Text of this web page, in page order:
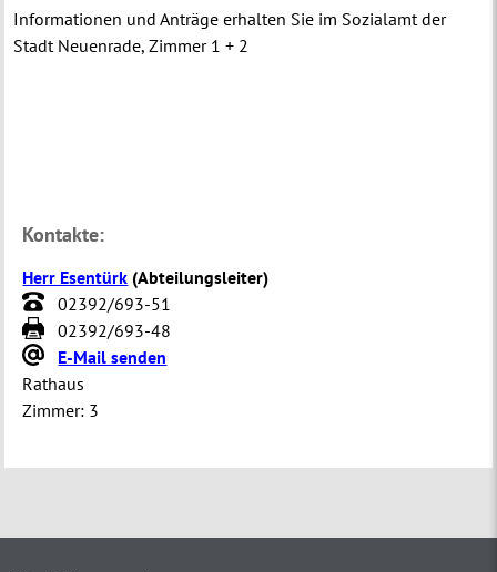
Informationen und Anträge erhalten Sie im Sozialamt der
Stadt Neuenrade, Zimmer 1 + 2
Kontakte:
Herr Esentürk (Abteilungsleiter)
02392/693-51
02392/693-48
E-Mail senden
Rathaus
Zimmer: 3